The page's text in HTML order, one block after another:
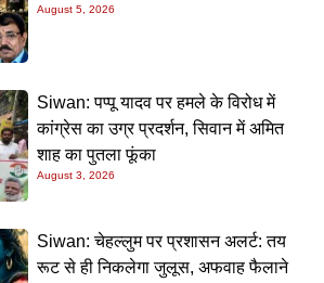
August 5, 2026
Siwan: पप्पू यादव पर हमले के विरोध में
कांग्रेस का उग्र प्रदर्शन, सिवान में अमित
शाह का पुतला फूंका
August 3, 2026
Siwan: चेहल्लुम पर प्रशासन अलर्ट: तय
रूट से ही निकलेगा जुलूस, अफवाह फैलाने